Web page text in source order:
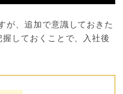
が、追加で意識しておきた
しておくことで、入社後